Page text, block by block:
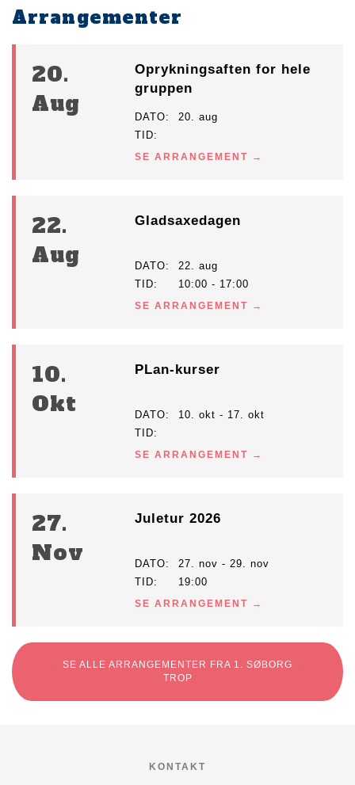
Arrangementer
20.
Aug
Oprykningsaften for hele
gruppen
DATO
20. aug
TID
SE ARRANGEMENT
22.
Aug
Gladsaxedagen
DATO
22. aug
TID
10:00 - 17:00
SE ARRANGEMENT
10.
Okt
PLan-kurser
DATO
10. okt - 17. okt
TID
SE ARRANGEMENT
27.
Nov
Juletur 2026
DATO
27. nov - 29. nov
TID
19:00
SE ARRANGEMENT
SE ALLE ARRANGEMENTER FRA 1. SØBORG
TROP
KONTAKT